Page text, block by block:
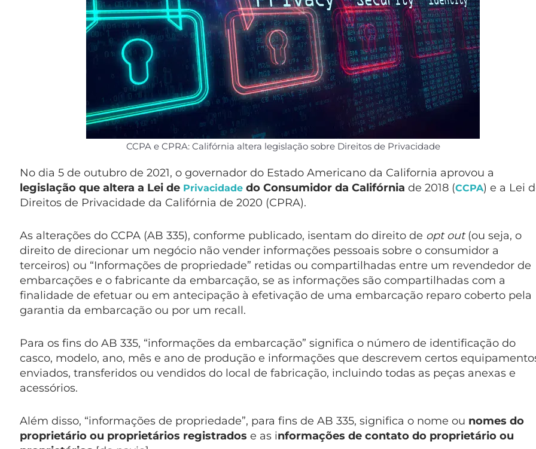
CCPA e CPRA: Califórnia altera legislação sobre Direitos de Privacidade
No dia 5 de outubro de 2021, o governador do Estado Americano da California aprovou a
legislação que altera a Lei de Privacidade do Consumidor da Califórnia de 2018 (CCPA) e a Lei
Direitos de Privacidade da Califórnia de 2020 (CPRA).
As alterações do CCPA (AB 335), conforme publicado, isentam do direito de opt out(ou seja, o
direito de direcionar um negócio não vender informações pessoais sobre o consumidor a
terceiros) ou “Informações de propriedade” retidas ou compartilhadas entre um revendedor de
embarcações e o fabricante da embarcação, se as informações são compartilhadas com a
finalidade de efetuar ou em antecipação à efetivação de uma embarcação reparo coberto pela
garantia da embarcação ou por um recall.
Para os fins do AB 335, “informações da embarcação” significa o número de identificação do
casco, modelo, ano, mês e ano de produção e informações que descrevem certos
enviados, transferidos ou vendidos do local de fabricação, incluindo todas as peças anexas e
acessórios.
Além disso, “informações de propriedade”, para fins de AB 335, significa o nome ou nomes do
proprietário ou proprietários registrados e as informações de contato do proprietário ou